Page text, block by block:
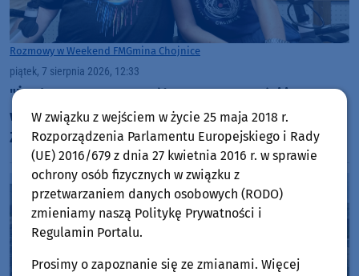
Rozmowy w Weekend FMGmina Chojnice
piątek, 7 sierpnia 2026, 12:33
"Żeglarstwo uczy współpracy, otwartości i
wzajemnej pomocy". 29. Festiwal Piosenki
Żeglarskiej w Charzykowach startuje już dziś.
Szanty, gwiazdy i wyjątkowa atmosfera (ROZMOWA)
W związku z wejściem w życie 25 maja 2018 r.
Rozporządzenia Parlamentu Europejskiego i Rady
(UE) 2016/679 z dnia 27 kwietnia 2016 r. w sprawie
ochrony osób fizycznych w związku z
przetwarzaniem danych osobowych (RODO)
zmieniamy naszą Politykę Prywatności i
Regulamin Portalu.
Prosimy o zapoznanie się ze zmianami. Więcej